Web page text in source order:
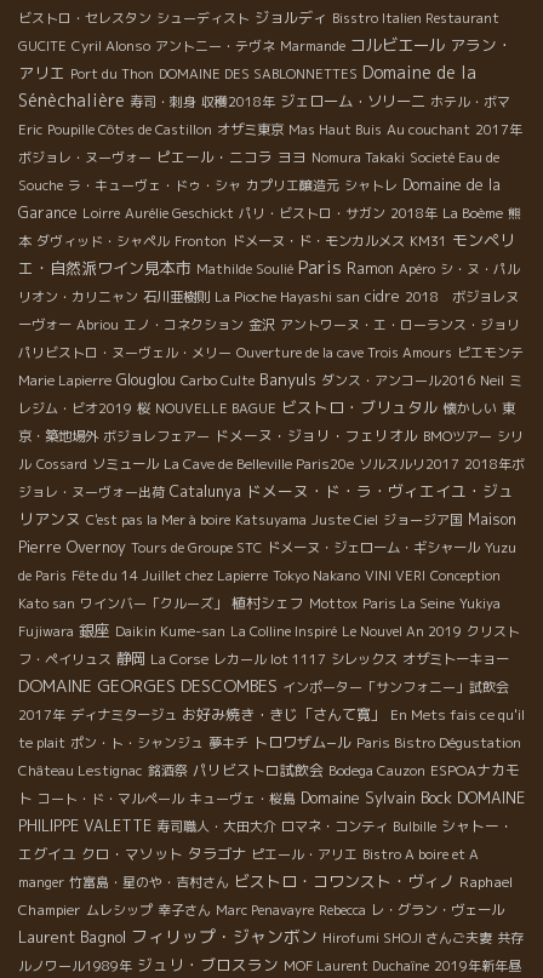
ビストロ・セレスタン シューディスト ジョルディ Bisstro Italien Restaurant
GUCITE Cyril Alonso アントニー・テヴネ Marmande コルビエール アラン・
アリエ Port du Thon DOMAINE DES SABLONNETTES Domaine de la
Sénèchalière 寿司・刺身 収穫2018年 ジェローム・ソリーニ ホテル・ボマ
Eric Poupille Côtes de Castillon オザミ東京 Mas Haut Buis Au couchant 2017年
ボジョレ・ヌーヴォー ピエール・ニコラ ヨヨ Nomura Takaki Societé Eau de
Souche ラ・キューヴェ・ドゥ・シャ カプリエ醸造元 シャトレ Domaine de la
Garance Loirre Aurélie Geschickt パリ・ビストロ・サガン 2018年 La Boème 熊
本 ダヴィッド・シャペル Fronton ドメーヌ・ド・モンカルメス KM31 モンペリ
エ・自然派ワイン見本市 Mathilde Soulié Paris Ramon Apéro シ・ヌ・パル
リオン・カリニャン 石川亜樹則 La Pioche Hayashi san cidre 2018 ボジョレヌ
ーヴォー Abriou エノ・コネクション 金沢 アントワーヌ・エ・ローランス・ジョリ
パリビストロ・ヌーヴェル・メリー Ouverture de la cave Trois Amours ピエモンテ
Marie Lapierre Glouglou Carbo Culte Banyuls ダンス・アンコール2016 Neil ミ
レジム・ビオ2019 桜 NOUVELLE BAGUE ビストロ・ブリュタル 懐かしい 東
京・築地場外 ボジョレフェアー ドメーヌ・ジョリ・フェリオル BMOツアー シリ
ル Cossard ソミュール La Cave de Belleville Paris20e ソルスルリ2017 2018年ボ
ジョレ・ヌーヴォー出荷 Catalunya ドメーヌ・ド・ラ・ヴィエイユ・ジュ
リアンヌ C'est pas la Mer à boire Katsuyama Juste Ciel ジョージア国 Maison
Pierre Overnoy Tours de Groupe STC ドメーヌ・ジェローム・ギシャール Yuzu
de Paris Fête du 14 Juillet chez Lapierre Tokyo Nakano VINI VERI Conception
Kato san ワインバー「クルーズ」 植村シェフ Mottox Paris La Seine Yukiya
Fujiwara 銀座 Daikin Kume-san La Colline Inspiré Le Nouvel An 2019 クリスト
フ・ペイリュス 静岡 La Corse レカール lot 1117 シレックス オザミトーキョー
DOMAINE GEORGES DESCOMBES インポーター「サンフォニー」試飲会
2017年 ディナミタージュ お好み焼き・きじ「さんて寛」
En Mets fais ce qu'il
te plait ポン・ト・シャンジュ 夢キチ トロワザム−ル Paris Bistro Dégustation
Château Lestignac 銘酒祭 パリビストロ試飲会 Bodega Cauzon ESPOAナカモ
ト コート・ド・マルペール キューヴェ・桜島 Domaine Sylvain Bock DOMAINE
PHILIPPE VALETTE 寿司職人・大田大介 ロマネ・コンティ Bulbille シャトー・
エグイユ クロ・マソット タラゴナ ピエール・アリエ Bistro A boire et A
manger 竹富島・星のや・吉村さん ビストロ・コワンスト・ヴィノ Raphael
Champier ムレシップ 幸子さん Marc Penavayre Rebecca レ・グラン・ヴェール
Laurent Bagnol フィリップ・ジャンボン Hirofumi SHOJI さんご夫妻 共存
ルノワール1989年 ジュリ・ブロスラン MOF Laurent Duchaîne 2019年新年昼